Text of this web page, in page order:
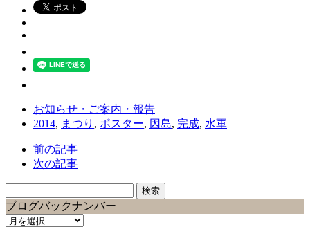
お知らせ・ご案内・報告
2014, まつり , ポスター, 因島, 完成, 水軍
前の記事
次の記事
索:
ブログバックナンバー
ブ